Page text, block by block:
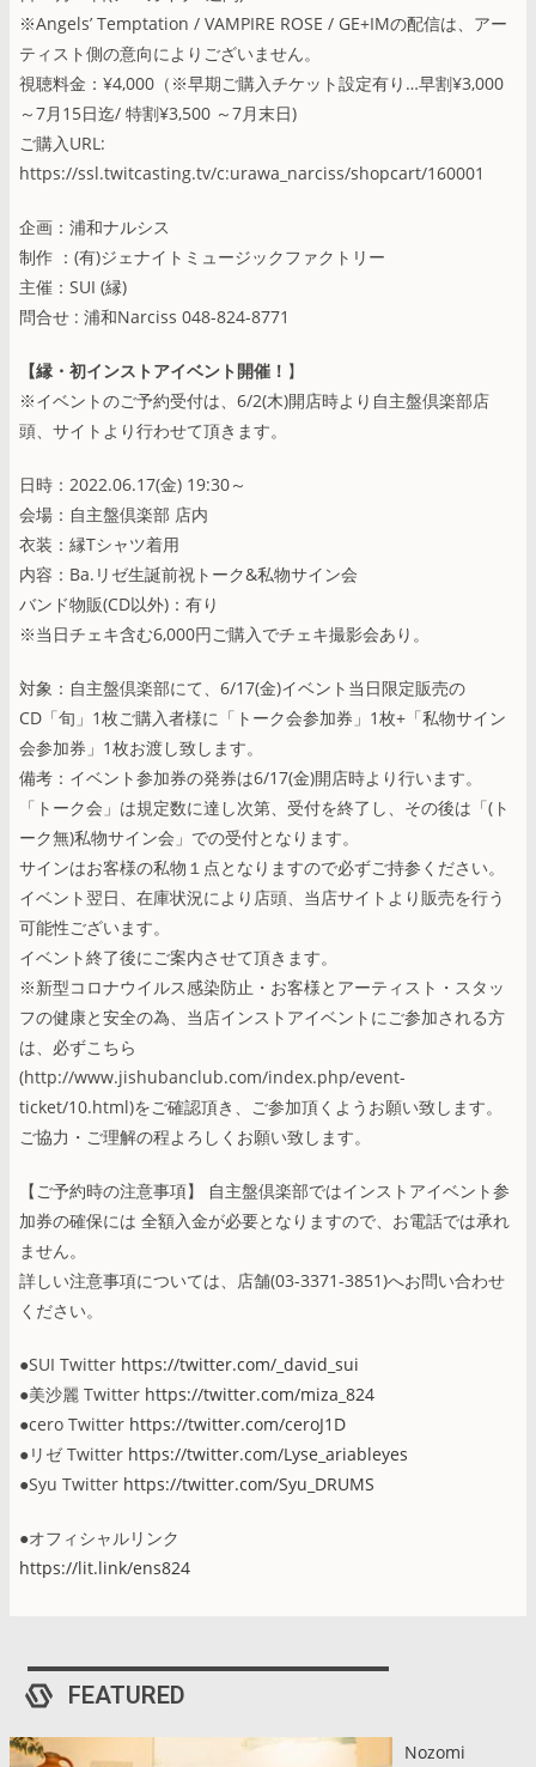
※Angels’ Temptation / VAMPIRE ROSE / GE+IMの配信は、アー
ティスト側の意向によりございません。
視聴料金：¥4,000（※早期ご購入チケット設定有り…早割¥3,000
～7月15日迄/ 特割¥3,500 ～7月末日)
ご購入URL:
https://ssl.twitcasting.tv/c:urawa_narciss/shopcart/160001
企画：浦和ナルシス
制作 ：(有)ジェナイトミュージックファクトリー
主催：SUI (縁)
問合せ : 浦和Narciss 048-824-8771
【縁・初インストアイベント開催！ 】
※イベントのご予約受付は、6/2(木)開店時より自主盤倶楽部店
頭、サイトより行わせて頂きます。
日時：2022.06.17(金) 19:30～
会場：自主盤倶楽部 店内
衣装：縁Tシャツ着用
内容：Ba.リゼ生誕前祝トーク&私物サイン会
バンド物販(CD以外)：有り
※当日チェキ含む6,000円ご購入でチェキ撮影会あり。
対象：自主盤倶楽部にて、6/17(金)イベント当日限定販売の
CD「旬」1枚ご購入者様に「トーク会参加券」1枚+「私物サイン
会参加券」1枚お渡し致します。
備考：イベント参加券の発券は6/17(金)開店時より行います。
「トーク会」は規定数に達し次第、受付を終了し、その後は「(ト
ーク無)私物サイン会」での受付となります。
サインはお客様の私物１点となりますので必ずご持参ください。
イベント翌日、在庫状況により店頭、当店サイトより販売を行う
可能性ございます。
イベント終了後にご案内させて頂きます。
※新型コロナウイルス感染防止・お客様とアーティスト・スタッ
フの健康と安全の為、当店インストアイベントにご参加される方
は、必ずこちら
(http://www.jishubanclub.com/index.php/event-
ticket/10.html)をご確認頂き、ご参加頂くようお願い致します。
ご協力・ご理解の程よろしくお願い致します。
【ご予約時の注意事項】 自主盤倶楽部ではインストアイベント参
加券の確保には 全額入金が必要となりますので、お電話では承れ
ません。
詳しい注意事項については、店舗(03-3371-3851)へお問い合わせ
ください。
●SUI Twitter https://twitter.com/_david_sui
●美沙麗 Twitter https://twitter.com/miza_824
●cero Twitter https://twitter.com/ceroJ1D
●リゼ Twitter https://twitter.com/Lyse_ariableyes
●Syu Twitter https://twitter.com/Syu_DRUMS
●オフィシャルリンク
https://lit.link/ens824
FEATURED
Nozomi